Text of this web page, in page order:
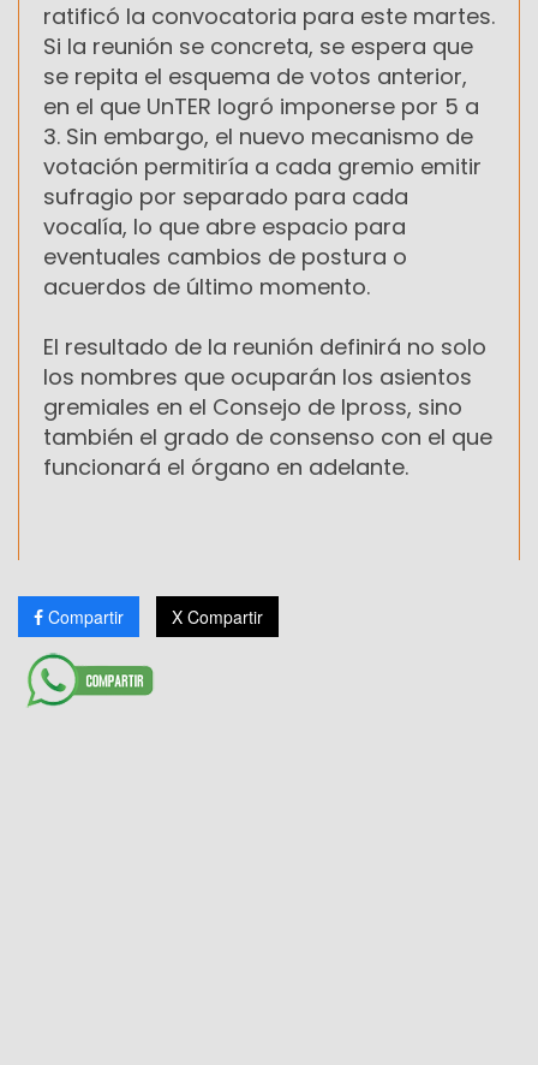
ratificó la convocatoria para este martes.
Si la reunión se concreta, se espera que
se repita el esquema de votos anterior,
en el que UnTER logró imponerse por 5 a
3. Sin embargo, el nuevo mecanismo de
votación permitiría a cada gremio emitir
sufragio por separado para cada
vocalía, lo que abre espacio para
eventuales cambios de postura o
acuerdos de último momento.
El resultado de la reunión definirá no solo
los nombres que ocuparán los asientos
gremiales en el Consejo de Ipross, sino
también el grado de consenso con el que
funcionará el órgano en adelante.
Compartir X Compartir